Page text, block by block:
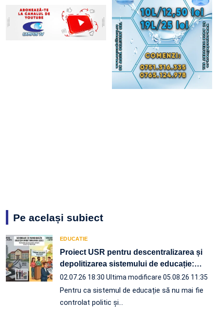
Pe același subiect
EDUCATIE
Proiect USR pentru descentralizarea și
depolitizarea sistemului de educație:…
02.07.26 18:30 Ultima modificare 05.08.26 11:35
Pentru ca sistemul de educație să nu mai fie
controlat politic și…